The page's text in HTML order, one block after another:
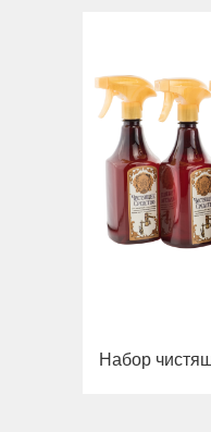
Набор